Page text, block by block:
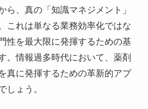
ら、真の「知識マネジメント」
これは単なる業務効率化ではな
性を最大限に発揮するための基
。情報過多時代において、薬剤
真に発揮するための革新的アプ
しょう。